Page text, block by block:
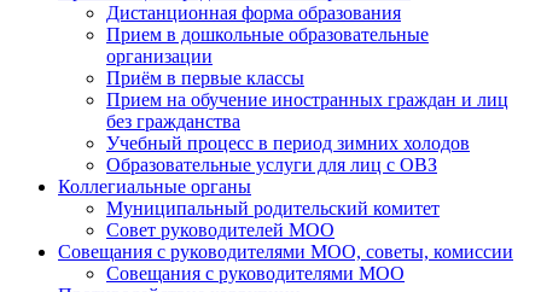
Дистанционная форма образования
Прием в дошкольные образовательные
организации
Приём в первые классы
Прием на обучение иностранных граждан и лиц
без гражданства
Учебный процесс в период зимних холодов
Образовательные услуги для лиц с ОВЗ
Коллегиальные органы
Муниципальный родительский комитет
Совет руководителей МОО
Совещания с руководителями МОО, советы, комиссии
Совещания с руководителями МОО